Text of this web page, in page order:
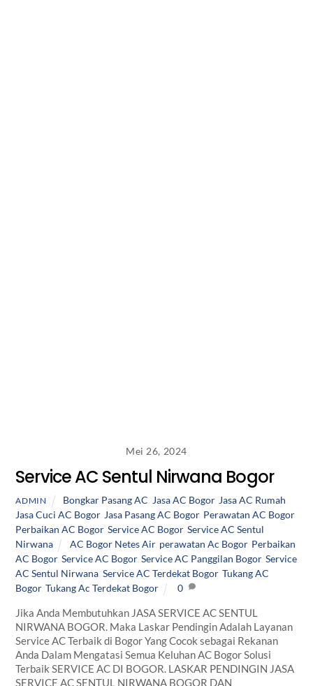
Mei 26, 2024
Service AC Sentul Nirwana Bogor
ADMIN Bongkar Pasang AC Jasa AC Bogor, Jasa AC Rumah
Jasa Cuci AC Bogor,Jasa Pasang AC Bogor, Perawatan AC Bogor,
Perbaikan AC Bogor,Service AC Bogor,Service AC Sentul
Nirwana
AC Bogor Netes Air, perawatan Ac Bogor, Perbaikan
AC Bogor,Service AC Bogor,Service AC Panggilan Bogor,Service
AC Sentul Nirwana ,Service AC Terdekat Bogor,Tukang AC
Bogor,Tukang Ac Terdekat Bogor 0
Jika Anda Membutuhkan JASA SERVICE AC SENTUL
NIRWANA BOGOR. Maka Laskar Pendingin Adalah Layanan
Service AC Terbaik di Bogor Yang Cocok sebagai Rekanan
Anda Dalam Mengatasi Semua Keluhan AC Bogor Solusi
Terbaik SERVICE AC DI BOGOR. LASKAR PENDINGIN JASA
SERVICE AC SENTUL NIRWANA BOGOR DAN